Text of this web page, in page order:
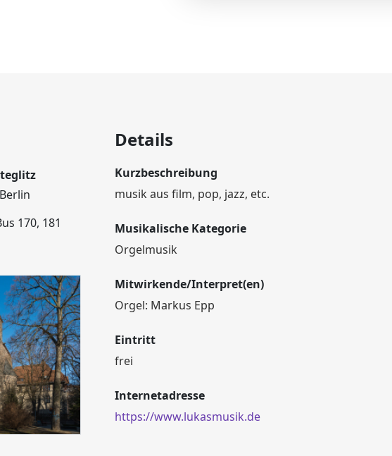
170, 181
Details
Kurzbeschreibung
musik aus film, pop, jazz, etc.
Musikalische Kategorie
Orgelmusik
Mitwirkende/Interpret(en)
Orgel: Markus Epp
Eintritt
frei
Internetadresse
https://www.lukasmusik.de